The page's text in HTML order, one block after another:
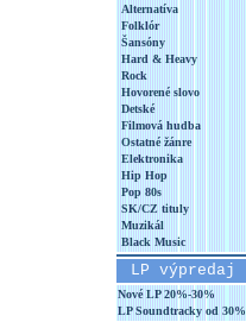
Alternatíva
Folklór
Šansóny
Hard & Heavy
Rock
Hovorené slovo
Detské
Filmová hudba
Ostatné žánre
Elektronika
Hip Hop
Pop 80s
SK/CZ tituly
Muzikál
Black Music
LP výpredaj
Nové LP 20%-30%
LP Soundtracky od 30%